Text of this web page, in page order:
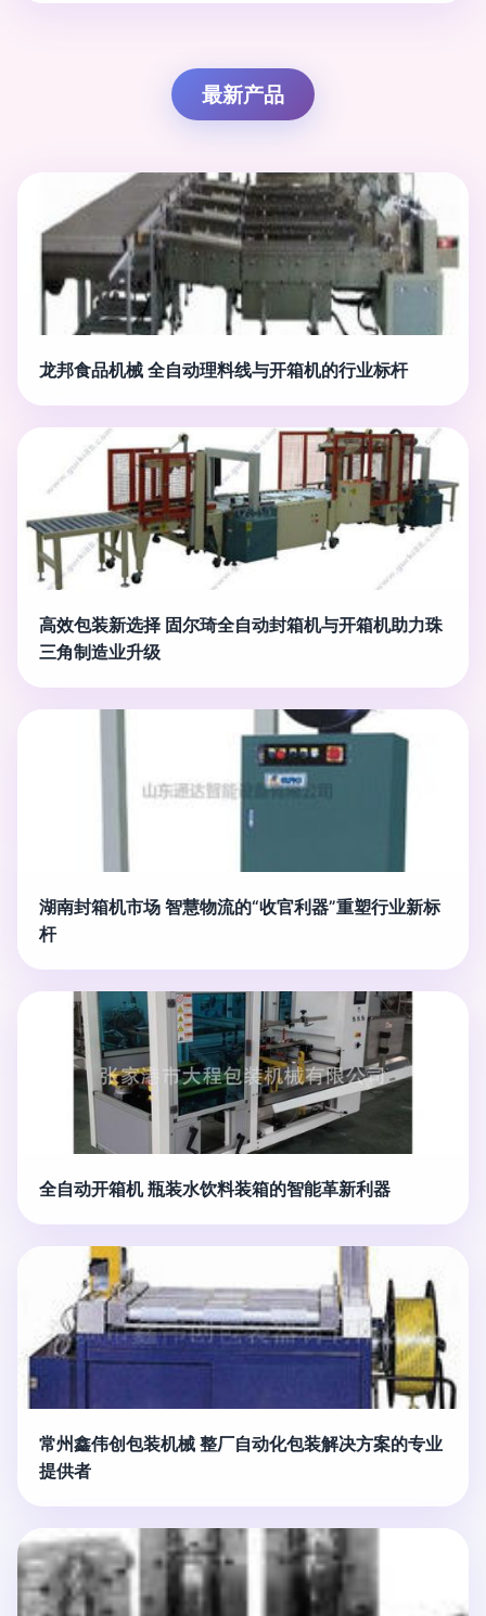
最新产品
龙邦食品机械 全自动理料线与开箱机的行业标杆
高效包装新选择 固尔琦全自动封箱机与开箱机助力珠
三角制造业升级
湖南封箱机市场 智慧物流的“收官利器”重塑行业新标
杆
全自动开箱机 瓶装水饮料装箱的智能革新利器
常州鑫伟创包装机械 整厂自动化包装解决方案的专业
提供者